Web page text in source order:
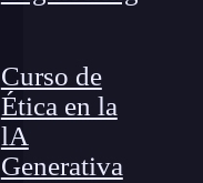
Curso de
Ética en la
lA
Generativa